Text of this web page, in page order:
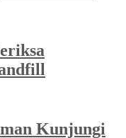
Kunjungi